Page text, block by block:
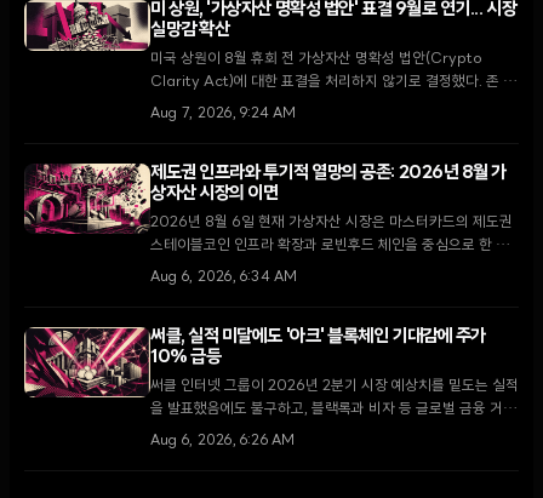
미 상원, '가상자산 명확성 법안' 표결 9월로 연기... 시장
실망감 확산
미국 상원이 8월 휴회 전 가상자산 명확성 법안(Crypto
Clarity Act)에 대한 표결을 처리하지 않기로 결정했다. 존 튠
다수당 원내대표는 9월 복귀 후 최우선 과제로 다룰 것을 약속
Aug 7, 2026, 9:24 AM
제도권 인프라와 투기적 열망의 공존: 2026년 8월 가
상자산 시장의 이면
2026년 8월 6일 현재 가상자산 시장은 마스터카드의 제도권
스테이블코인 인프라 확장과 로빈후드 체인을 중심으로 한 소
매 투자자들의 밈코인 투기라는 극명한 대조를 보이고 있다.
Aug 6, 2026, 6:34 AM
써클, 실적 미달에도 '아크' 블록체인 기대감에 주가
10% 급등
써클 인터넷 그룹이 2026년 2분기 시장 예상치를 밑도는 실적
을 발표했음에도 불구하고, 블랙록과 비자 등 글로벌 금융 거물
들이 참여하는 '아크' 블록체인의 검증인 명단을 공개하며 시장
Aug 6, 2026, 6:26 AM